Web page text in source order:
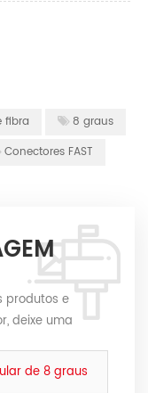
fibra
8 graus
Conectores FAST
produtos e
deixe uma
de 8 graus